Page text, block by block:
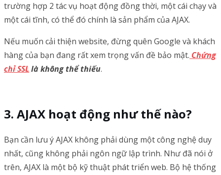
trường hợp 2 tác vụ hoạt động đồng thời, một cái chạy và
một cái tĩnh, có thể đó chính là sản phẩm của AJAX.
Nếu muốn cải thiện website, đừng quên Google và khách
hàng của bạn đang rất xem trọng vấn đề bảo mật. Chứng
chỉ SSL là không thể thiếu.
AJAX hoạt động như thế nào?
Bạn cần lưu ý AJAX không phải dùng một công nghệ duy
nhất, cũng không phải ngôn ngữ lập trình. Như đã nói ở
trên, AJAX là một bộ kỹ thuật phát triển web. Bộ hệ thống